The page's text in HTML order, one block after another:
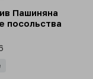
Пашиняна
посольства